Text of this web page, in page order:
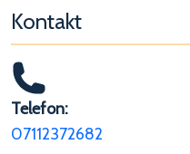
Kontakt
Telefon:
07112372682